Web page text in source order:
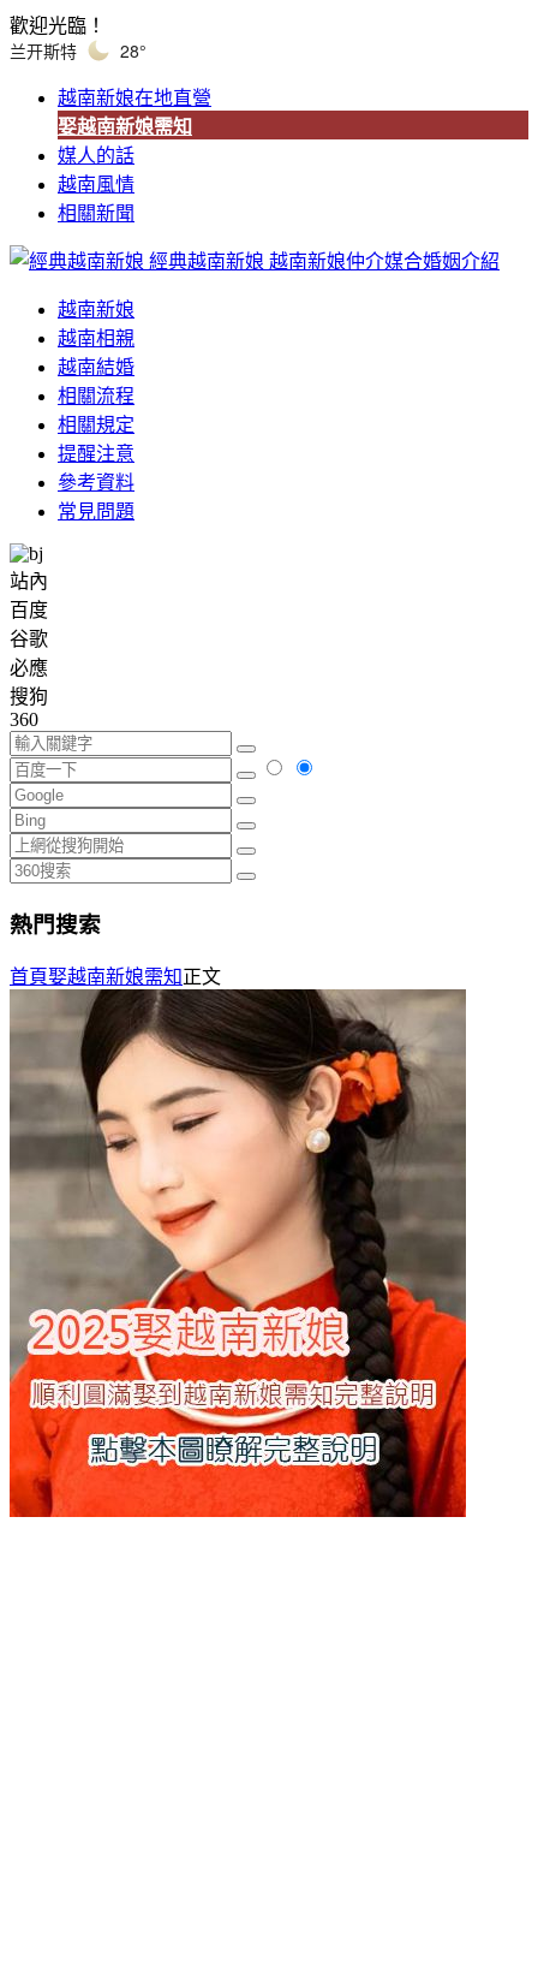
歡迎光臨！
兰开斯特 28°
越南新娘在地直營
娶越南新娘需知
媒人的話
越南風情
相關新聞
經典越南新娘 越南新娘仲介媒合婚姻介紹
越南新娘
越南相親
越南結婚
相關流程
相關規定
提醒注意
參考資料
常見問題
站內
百度
谷歌
必應
搜狗
360
熱門搜索
首頁娶越南新娘需知正文